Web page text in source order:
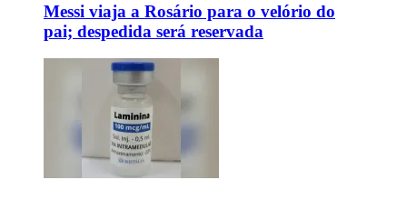
Messi viaja a Rosário para o velório do
pai; despedida será reservada